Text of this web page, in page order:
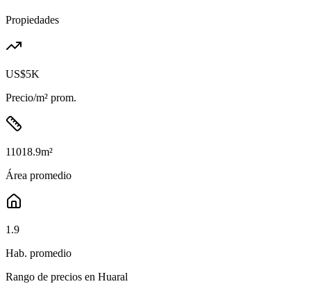
Propiedades
US$5K
Precio/m² prom.
11018.9m²
Área promedio
1.9
Hab. promedio
Rango de precios en Huaral